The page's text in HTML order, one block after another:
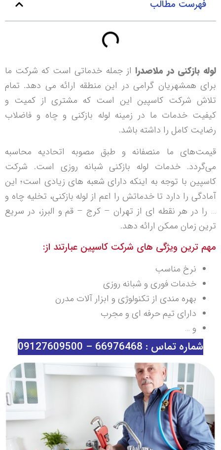
فهرست مطالب
لوله بازکنی در ملاصدرا از جمله خدماتی است که شرکت ما
برای همشهریان گرامی در این منطقه ارائه می دهد. تمام
تلاش شرکت کاسپین این است که مشتری از کمیت و
کیفیت خدمات ما در زمینه لوله بازکنی و چاه و فاضلاب
رضایت کامل را داشته باشد.
قیمت‌های ما منصفانه و طبق مصوبه اتحادیه محاسبه
می‌گردد. خدمات لوله بازکنی شبانه روزی است. شرکت
کاسپین با توجه به اینکه دارای شعبه های زیادی است؛ این
آمادگی را دارد تا خدماتش را اعم از لوله بازکنی، تخلیه چاه و
… را در هر نقطه ای از تهران – کرج – قم و البرز، در سریع
ترین زمان ممکن ارائه دهد.
مهم ترین ویژگی های شرکت کاسپین عبارتند از:
نرخ مناسب
خدمات فوری و شبانه روزی
بهره مندی از تکنولوژی و ابزار آلات مدرن
دارای تیم حرفه ای و مجرب
و …
شماره تماس : 66976468 – 09127609500